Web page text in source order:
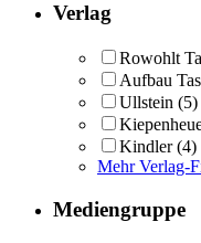
Verlag
Rowohlt
Aufbau
Ullstein (5)
Kindler (4)
Mehr Verlag-
Mediengruppe